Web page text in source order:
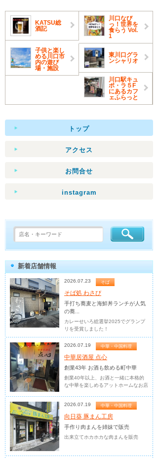
KATSU総
酒記
川口なび
っ！世界を
食らう Vol.
1
子供と楽し
める川口市
内の遊び
場・施設
東川口グラ
ンシャリオ
川口駅キュ
ポ・ラ５F
にあるカフ
ェふらっと
トップ
アクセス
お問合せ
instagram
新着店舗情報
2026.07.23 そば
そば処 わさび
手打ち蕎麦と海鮮丼ランチが人気
の蕎...
カレーせいろ総選挙2025でグランプ
リを受賞しました！
2026.07.19 中華・中国料理
中華居酒屋 点心
創業43年 お酒も飲める町中華
創業40年以上、お酒と一緒に本格的
な中華を楽しめるアットホームなお店
2026.07.19 中華・中国料理
向日葵 豚まん工房
手作り肉まんを姉妹で販売
出来立てホカホカな肉まんを販売